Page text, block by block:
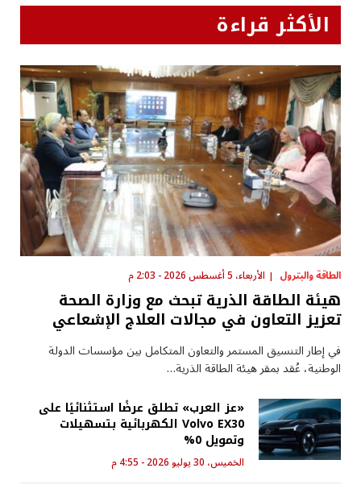
الأكثر قراءة
الطاقة والبترول الأربعاء، 5 أغسطس 2026 - 2:03 م
هيئة الطاقة الذرية تبحث مع وزارة الصحة
تعزيز التعاون في مجالات العلاج الإشعاعي
في إطار التنسيق المستمر والتعاون المتكامل بين مؤسسات الدولة
الوطنية، عُقد بمقر هيئة الطاقة الذرية…
«عز العرب» تطلق عرضًا استثنائيًا على
Volvo EX30 الكهربائية بتسهيلات
وتمويل 0%
الخميس، 30 يوليو 2026 - 4:55 م